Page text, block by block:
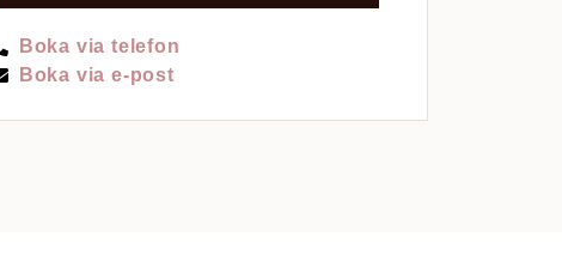
Boka via telefon
Boka via e-post